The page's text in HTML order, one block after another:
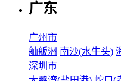
广东
广州市
舢舨洲 南沙(水牛头)
深圳市